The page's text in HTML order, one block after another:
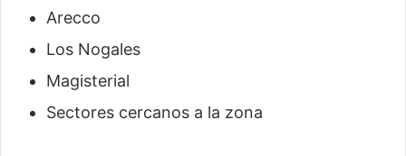
Arecco
Los Nogales
Magisterial
Sectores cercanos a la zona